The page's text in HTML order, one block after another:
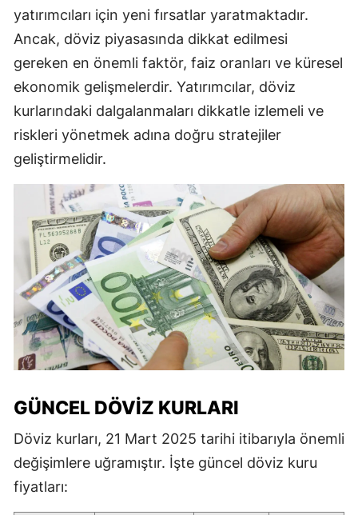
yatırımcıları için yeni fırsatlar yaratmaktadır.
Ancak, döviz piyasasında dikkat edilmesi
gereken en önemli faktör, faiz oranları ve küresel
ekonomik gelişmelerdir. Yatırımcılar, döviz
kurlarındaki dalgalanmaları dikkatle izlemeli ve
riskleri yönetmek adına doğru stratejiler
geliştirmelidir.
GÜNCEL DÖVIZ KURLARI
Döviz kurları, 21 Mart 2025 tarihi itibarıyla önemli
değişimlere uğramıştır. İşte güncel döviz kuru
fiyatları: